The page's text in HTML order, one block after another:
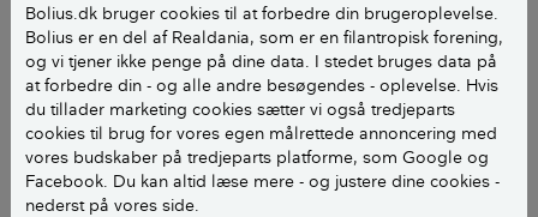
Bolius.dk bruger cookies til at forbedre din brugeroplevelse.
Bolius er en del af Realdania, som er en filantropisk forening,
og vi tjener ikke penge på dine data. I stedet bruges data på
at forbedre din - og alle andre besøgendes - oplevelse. Hvis
du tillader marketing cookies sætter vi også tredjeparts
cookies til brug for vores egen målrettede annoncering med
vores budskaber på tredjeparts platforme, som Google og
Facebook. Du kan altid læse mere - og justere dine cookies -
nederst på vores side.
mm ned til fer'en, hvis gulvetet skal kunne bære.
Men I skriver ikke hvor meget der skal være ved en
afHØVLING. Hvor meget skal der så være?
eller: Hvor meget må der tages af i forhold til fer'en?
Gulvet er 110 år gammel fyrretræsgulv, planker på 11
cm. i bredden.